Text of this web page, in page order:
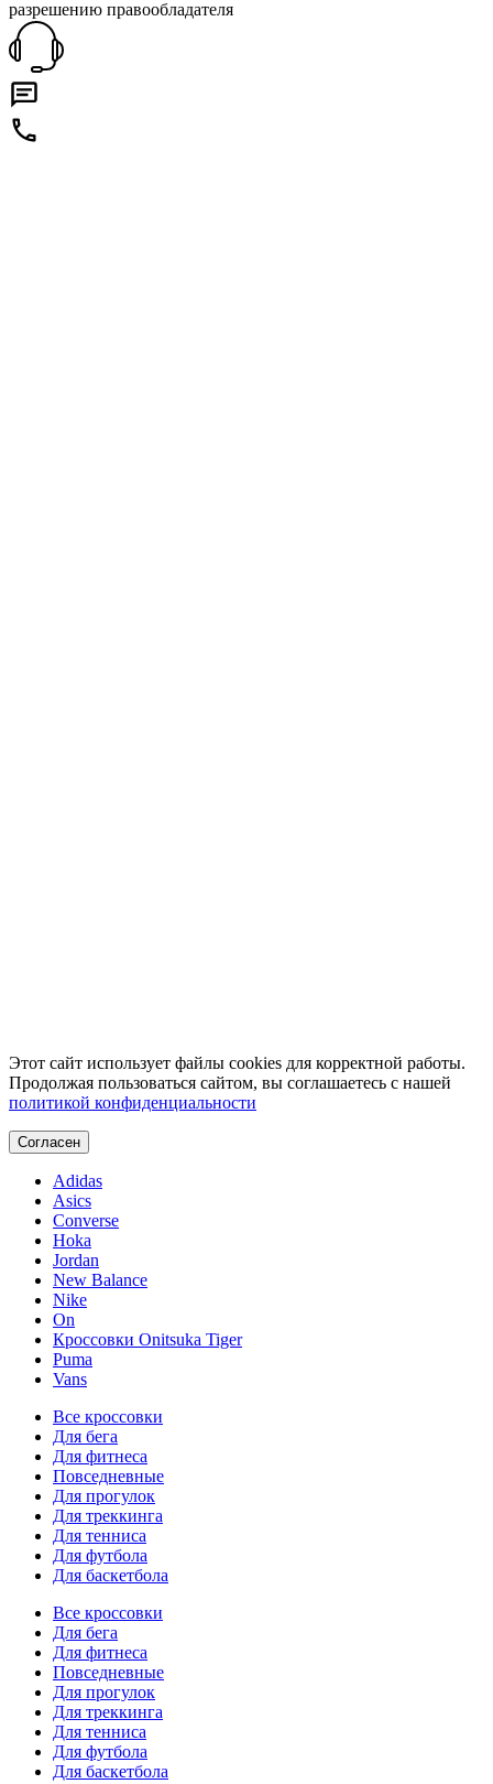
разрешению правообладателя
Этот сайт использует файлы cookies для корректной работы.
Продолжая пользоваться сайтом, вы соглашаетесь с нашей
политикой конфиденциальности
Согласен
Adidas
Asics
Converse
Hoka
Jordan
New Balance
Nike
On
Кроссовки Onitsuka Tiger
Puma
Vans
Все кроссовки
Для бега
Для фитнеса
Повседневные
Для прогулок
Для треккинга
Для тенниса
Для футбола
Для баскетбола
Все кроссовки
Для бега
Для фитнеса
Повседневные
Для прогулок
Для треккинга
Для тенниса
Для футбола
Для баскетбола